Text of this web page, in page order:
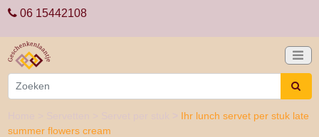
06 15442108
Ihr lunch servet per stuk late
summer flowers cream